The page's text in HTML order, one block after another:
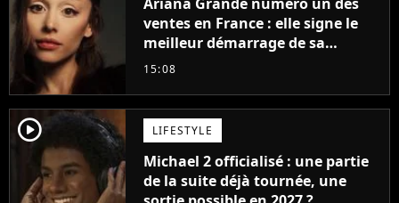
ventes en France : elle signe le
meilleur démarrage de sa
carrière avec son album Petal
15:08
player2 LIFESTYLE
Michael 2 officialisé : une partie
de la suite déjà tournée, une